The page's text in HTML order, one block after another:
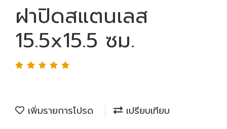
ฝาปิดสแตนเลส
15.5x15.5 ซม.
เพิ่มรายการโปรด
เปรียบเทียบ